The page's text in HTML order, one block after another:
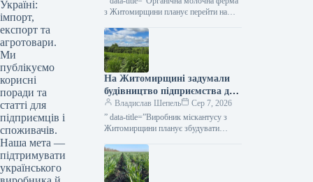
Україні:
імпорт,
експорт та
агротовари.
Ми
публікуємо
корисні
поради та
статті для
підприємців і
споживачів.
Наша мета —
підтримувати
українського
з Житомирщини планує перейти на
url=”https://kurkul.com/news/41866-
organichna-molochna-ferma-z-
jitomirschini-planuye-pereyti-na-
sonyachnu-energiyu”> Ферма
органічного молока на Житомирщині
має намір перейти…
На Житомирщині задумали
будівництво підприємства для
обробки міскантусу —
КУРКУЛЬ
Владислав Шепель
Сер 7, 2026
” data-title=”Виробник міскантусу з
Житомирщини планує збудувати
url=”https://kurkul.com/news/41863-
virobnik-miskantusu-z-jitomirschini-
planuye-zbuduvati-peletniy-zavod”>